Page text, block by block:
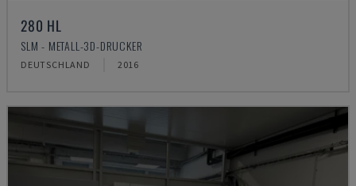
280 HL
SLM - METALL-3D-DRUCKER
DEUTSCHLAND 2016